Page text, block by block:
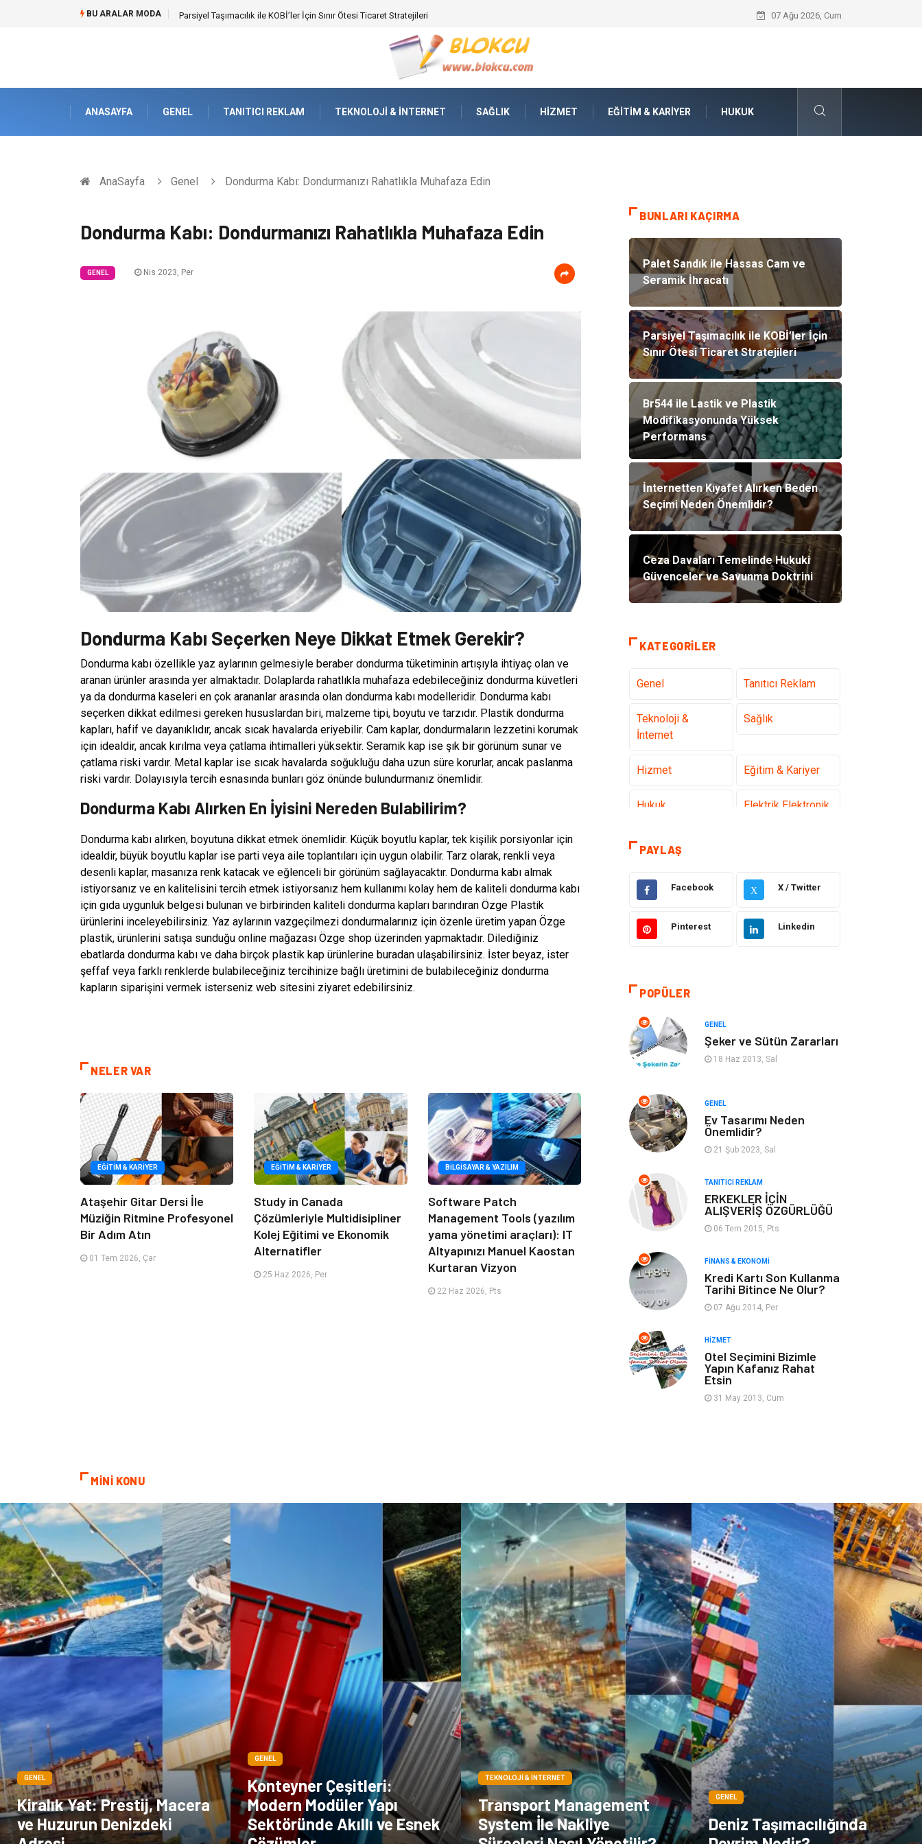
BU ARALAR MODA Br544 ile Lastik ve Plastik Modifikasyonunda Yüksek Performans İnternetten Kıyafet Alırken Beden
07 Ağu 2026, Cum
ANASAYFA GENEL TANITICI REKLAM TEKNOLOJI & İNTERNET SAĞLIK HIZMET EĞITIM & KARIYER HUKUK
AnaSayfa Genel Dondurma Kabı: Dondurmanızı Rahatlıkla Muhafaza Edin
Dondurma Kabı: Dondurmanızı Rahatlıkla Muhafaza Edin
GENEL Nis 2023, Per
Dondurma Kabı Seçerken Neye Dikkat Etmek Gerekir?
Dondurma kabı özellikle yaz aylarının gelmesiyle beraber dondurma tüketiminin artışıyla ihtiyaç olan ve
aranan ürünler arasında yer almaktadır. Dolaplarda rahatlıkla muhafaza edebileceğiniz dondurma küvetleri
ya da dondurma kaseleri en çok arananlar arasında olan dondurma kabı modelleridir. Dondurma kabı
seçerken dikkat edilmesi gereken hususlardan biri, malzeme tipi, boyutu ve tarzıdır. Plastik dondurma
kapları, hafif ve dayanıklıdır, ancak sıcak havalarda eriyebilir. Cam kaplar, dondurmaların lezzetini korumak
için idealdir, ancak kırılma veya çatlama ihtimalleri yüksektir. Seramik kap ise şık bir görünüm sunar ve
çatlama riski vardır. Metal kaplar ise sıcak havalarda soğukluğu daha uzun süre korurlar, ancak paslanma
riski vardır. Dolayısıyla tercih esnasında bunları göz önünde bulundurmanız önemlidir.
Dondurma Kabı Alırken En İyisini Nereden Bulabilirim?
Dondurma kabı alırken, boyutuna dikkat etmek önemlidir. Küçük boyutlu kaplar, tek kişilik porsiyonlar için
idealdir, büyük boyutlu kaplar ise parti veya aile toplantıları için uygun olabilir. Tarz olarak, renkli veya
desenli kaplar, masanıza renk katacak ve eğlenceli bir görünüm sağlayacaktır. Dondurma kabı almak
istiyorsanız ve en kalitelisini tercih etmek istiyorsanız hem kullanımı kolay hem de kaliteli dondurma kabı
için gıda uygunluk belgesi bulunan ve birbirinden kaliteli dondurma kapları barındıran Özge Plastik
ürünlerini inceleyebilirsiniz. Yaz aylarının vazgeçilmezi dondurmalarınız için özenle üretim yapan Özge
plastik, ürünlerini satışa sunduğu online mağazası Özge shop üzerinden yapmaktadır. Dilediğiniz
ebatlarda dondurma kabı ve daha birçok plastik kap ürünlerine buradan ulaşabilirsiniz. İster beyaz, ister
şeffaf veya farklı renklerde bulabileceğiniz tercihinize bağlı üretimini de bulabileceğiniz dondurma
kapların siparişini vermek isterseniz web sitesini ziyaret edebilirsiniz.
NELER VAR
EĞITIM & KARIYER
Ataşehir Gitar Dersi İle
Müziğin Ritmine Profesyonel
Bir Adım Atın
01 Tem 2026, Çar
EĞITIM & KARIYER
Study in Canada
Çözümleriyle Multidisipliner
Kolej Eğitimi ve Ekonomik
Alternatifler
25 Haz 2026, Per
BILGISAYAR & YAZILIM
Software Patch
Management Tools (yazılım
yama yönetimi araçları): IT
Altyapınızı Manuel Kaostan
Kurtaran Vizyon
22 Haz 2026, Pts
BUNLARI KAÇIRMA
Palet Sandık ile Hassas Cam ve
Seramik İhracatı
Parsiyel Taşımacılık ile KOBİ’ler İçin
Sınır Ötesi Ticaret Stratejileri
Br544 ile Lastik ve Plastik
Modifikasyonunda Yüksek
Performans
İnternetten Kıyafet Alırken Beden
Seçimi Neden Önemlidir?
Ceza Davaları Temelinde Hukuki
Güvenceler ve Savunma Doktrini
KATEGORILER
Genel Tanıtıcı Reklam
Teknoloji &
İnternet
Sağlık
Hizmet Eğitim & Kariyer
Hukuk Elektrik Elektronik
Güzellik & Bakım
Gayrimenkul
Anne & Çocuk Müzik
Yazılım
Tatil Genel Kültür
Emlak
Ev İşleri Organizasyon
Sigorta Aksesuar
Mobilya Astroloji
Bebek Giyim
Doğal Enerji
PAYLAŞ
Facebook X X / Twitter
Pinterest Linkedin
POPÜLER
GENEL
Şeker ve Sütün Zararları
18 Haz 2013, Sal
GENEL
Ev Tasarımı Neden
Önemlidir?
21 Şub 2023, Sal
TANITICI REKLAM
ERKEKLER İÇİN
ALIŞVERİŞ ÖZGÜRLÜĞÜ
06 Tem 2015, Pts
FINANS & EKONOMI
Kredi Kartı Son Kullanma
Tarihi Bitince Ne Olur?
07 Ağu 2014, Per
HIZMET
Otel Seçimini Bizimle
Yapın Kafanız Rahat
Etsin
31 May 2013, Cum
MİNİ KONU
GENEL
Kiralık Yat: Prestij, Macera
ve Huzurun Denizdeki
GENEL
Konteyner Çeşitleri:
Modern Modüler Yapı
Sektöründe Akıllı ve Esnek
TEKNOLOJI & İNTERNET
Transport Management
System İle Nakliye
GENEL
Deniz Taşımacılığında